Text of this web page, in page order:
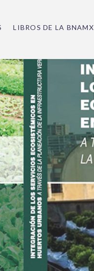
LIBROS DE LA BNAMX